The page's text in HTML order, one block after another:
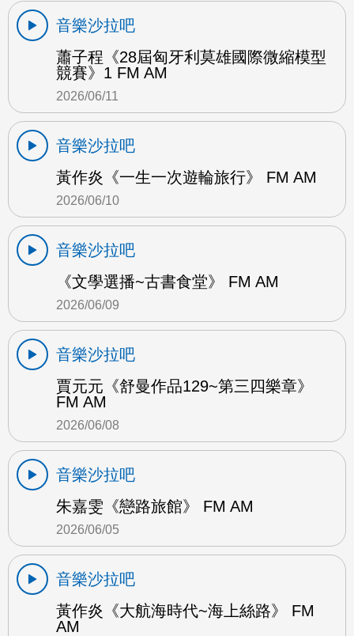
音樂沙拉吧
蕭子程《28屆匈牙利莫雄國際微縮模型
競賽》1 FM AM
2026/06/11
音樂沙拉吧
黃作炎《一生一次遊輪旅行》 FM AM
2026/06/10
音樂沙拉吧
《文學選播~古書食堂》 FM AM
2026/06/09
音樂沙拉吧
賈元元《舒曼作品129~第三四樂章》
FM AM
2026/06/08
音樂沙拉吧
朱嘉雯《戀路旅館》 FM AM
2026/06/05
音樂沙拉吧
黃作炎《大航海時代~海上絲路》 FM
AM